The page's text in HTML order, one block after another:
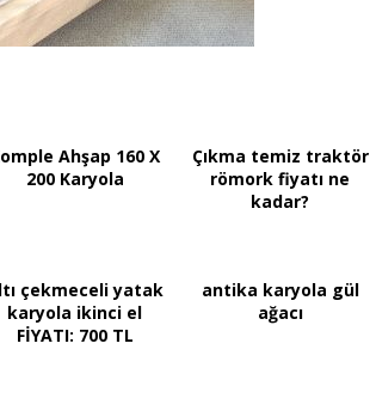
Ahşap 160 X
200 Karyola
Çıkma temiz traktör
römork fiyatı ne
kadar?
çekmeceli yatak
karyola ikinci el
FİYATI: 700 TL
antika karyola gül
ağacı